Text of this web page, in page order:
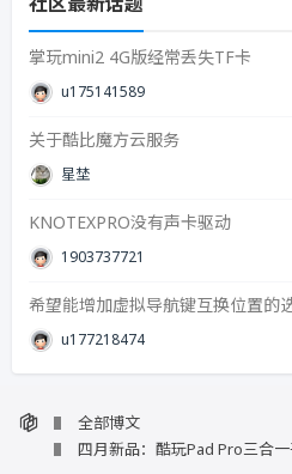
掌玩mini2 4G版经常丢失TF卡
u17514158939287
关于酷比魔方云服务
星埜
KNOTEXPRO没有声卡驱动
19037377215
希望能增加虚拟导航键互换位置的
u17721847423986
全部博文
四月新品：酷玩Pad Pro三合一平